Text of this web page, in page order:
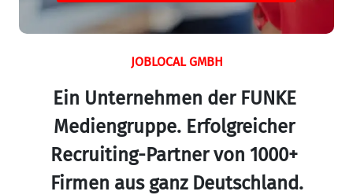
JOBLOCAL GMBH
Ein Unternehmen der FUNKE
Mediengruppe. Erfolgreicher
Recruiting-Partner von 1000+
Firmen aus ganz Deutschland.